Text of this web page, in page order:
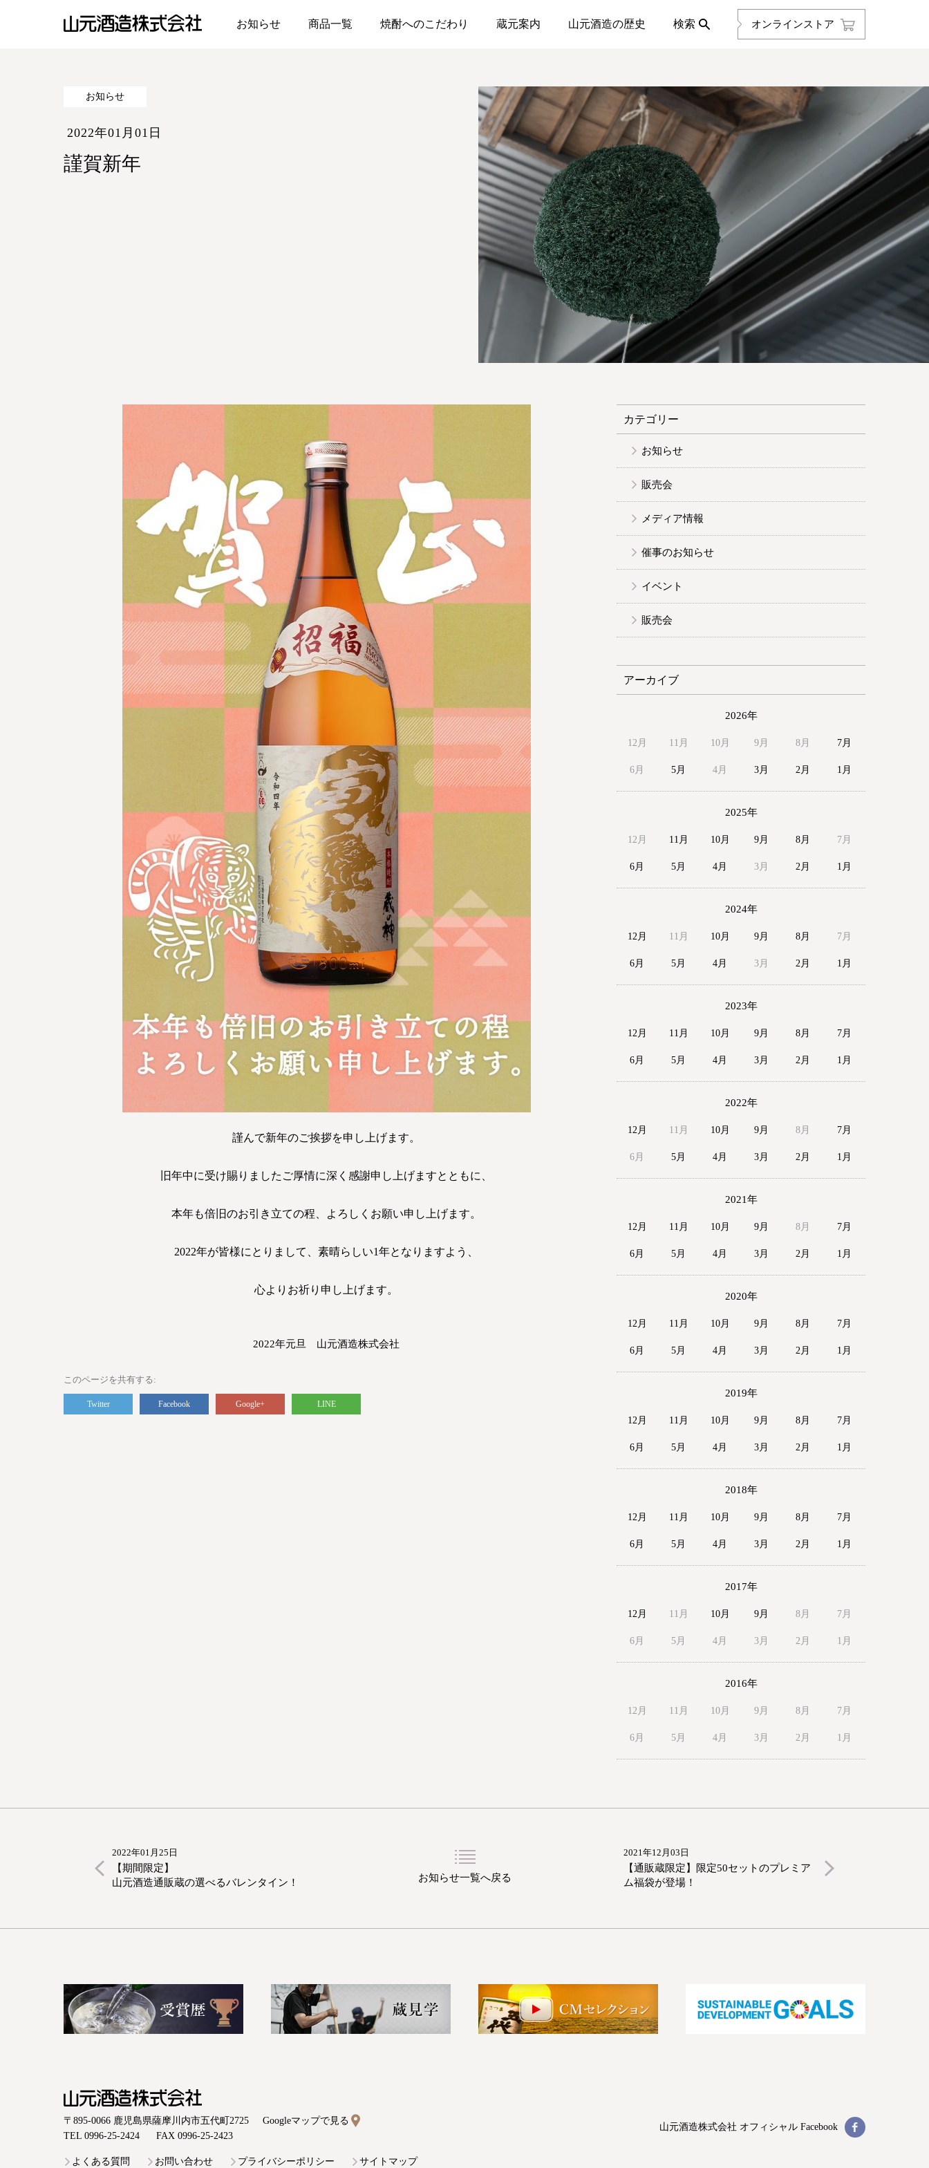
お知らせ 商品一覧 焼酎へのこだわり 蔵元案内 山元酒造の歴史 検索 オンラインストア
お知らせ
2022年01月01日
謹賀新年
謹んで新年のご挨拶を申し上げます。
旧年中に受け賜りましたご厚情に深く感謝申し上げますとともに、
本年も倍旧のお引き立ての程、よろしくお願い申し上げます。
2022年が皆様にとりまして、素晴らしい1年となりますよう、
心よりお祈り申し上げます。
2022年元旦 山元酒造株式会社
このページを共有する
Twitter Facebook Google+ LINE
カテゴリー
お知らせ
販売会
メディア情報
催事のお知らせ
イベント
販売会
アーカイブ
2026年
12月 11月 10月 9月 8月 7月
6月 5月 4月 3月 2月 1月
2025年
12月 11月 10月 9月 8月 7月
6月 5月 4月 3月 2月 1月
2024年
12月 11月 10月 9月 8月 7月
6月 5月 4月 3月 2月 1月
2023年
12月 11月 10月 9月 8月 7月
6月 5月 4月 3月 2月 1月
2022年
12月 11月 10月 9月 8月 7月
6月 5月 4月 3月 2月 1月
2021年
12月 11月 10月 9月 8月 7月
6月 5月 4月 3月 2月 1月
2020年
12月 11月 10月 9月 8月 7月
6月 5月 4月 3月 2月 1月
2019年
12月 11月 10月 9月 8月 7月
6月 5月 4月 3月 2月 1月
2018年
12月 11月 10月 9月 8月 7月
6月 5月 4月 3月 2月 1月
2017年
12月 11月 10月 9月 8月 7月
6月 5月 4月 3月 2月 1月
2016年
12月 11月 10月 9月 8月 7月
6月 5月 4月 3月 2月 1月
2022年01月25日
【期間限定】
山元酒造通販蔵の選べるバレンタイン！
2021年12月03日
【通販蔵限定】限定50セットのプレミア
ム福袋が登場！
お知らせ一覧へ戻る
山元酒造株式会社
〒895-0066 鹿児島県薩摩川内市五代町2725
Googleマップで見る
TEL 0996-25-2424
FAX 0996-25-2423
よくある質問 お問い合わせ プライバシーポリシー サイトマップ
山元酒造株式会社 オフィシャル Facebook